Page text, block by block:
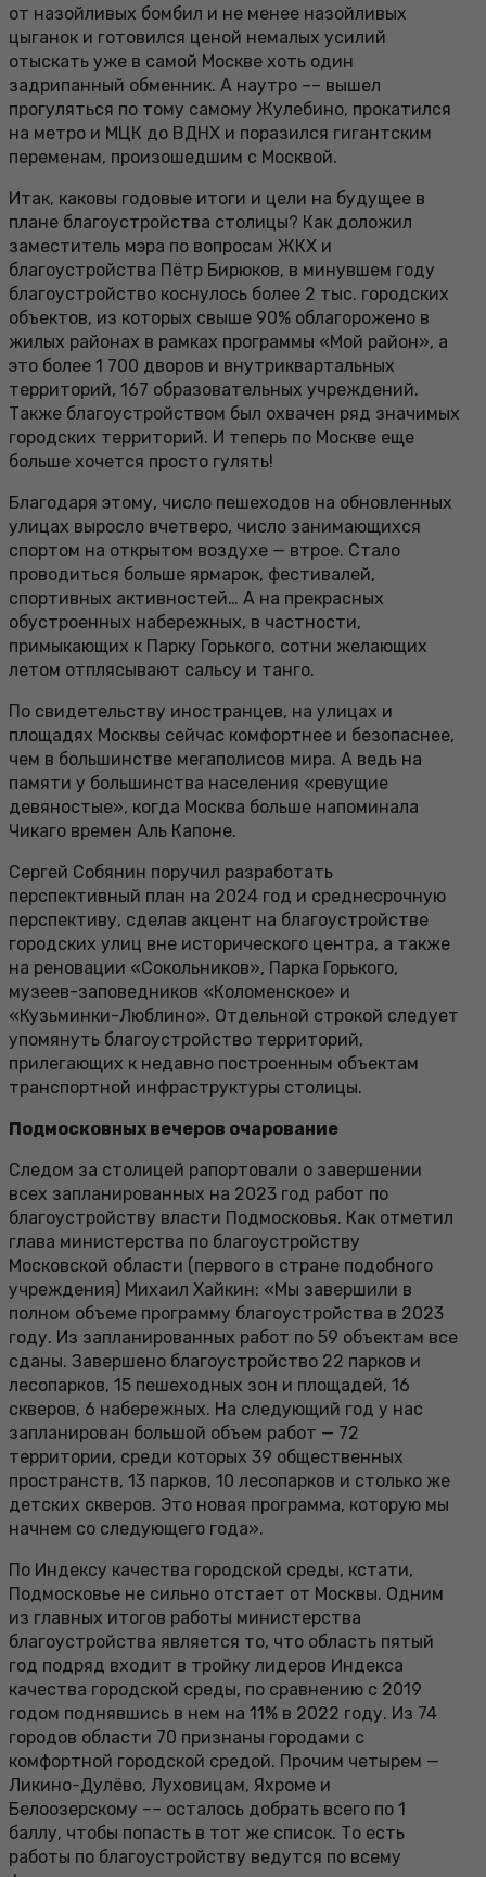
от назойливых бомбил и не менее назойливых
цыганок и готовился ценой немалых усилий
отыскать уже в самой Москве хоть один
задрипанный обменник. А наутро –– вышел
прогуляться по тому самому Жулебино, прокатился
на метро и МЦК до ВДНХ и поразился гигантским
переменам, произошедшим с Москвой.
Итак, каковы годовые итоги и цели на будущее в
плане благоустройства столицы? Как доложил
заместитель мэра по вопросам ЖКХ и
благоустройства Пётр Бирюков, в минувшем году
благоустройство коснулось более 2 тыс. городских
объектов, из которых свыше 90% облагорожено в
жилых районах в рамках программы «Мой район», а
это более 1 700 дворов и внутриквартальных
территорий, 167 образовательных учреждений.
Также благоустройством был охвачен ряд значимых
городских территорий. И теперь по Москве еще
больше хочется просто гулять!
Благодаря этому, число пешеходов на обновленных
улицах выросло вчетверо, число занимающихся
спортом на открытом воздухе — втрое. Стало
проводиться больше ярмарок, фестивалей,
спортивных активностей… А на прекрасных
обустроенных набережных, в частности,
примыкающих к Парку Горького, сотни желающих
летом отплясывают сальсу и танго.
По свидетельству иностранцев, на улицах и
площадях Москвы сейчас комфортнее и безопаснее,
чем в большинстве мегаполисов мира. А ведь на
памяти у большинства населения «ревущие
девяностые», когда Москва больше напоминала
Чикаго времен Аль Капоне.
Сергей Собянин поручил разработать
перспективный план на 2024 год и среднесрочную
перспективу, сделав акцент на благоустройстве
городских улиц вне исторического центра, а также
на реновации «Сокольников», Парка Горького,
музеев-заповедников «Коломенское» и
«Кузьминки-Люблино». Отдельной строкой следует
упомянуть благоустройство территорий,
прилегающих к недавно построенным объектам
транспортной инфраструктуры столицы.
Подмосковных вечеров очарование
Следом за столицей рапортовали о завершении
всех запланированных на 2023 год работ по
благоустройству власти Подмосковья. Как отметил
глава министерства по благоустройству
Московской области (первого в стране подобного
учреждения) Михаил Хайкин: «Мы завершили в
полном объеме программу благоустройства в 2023
году. Из запланированных работ по 59 объектам все
сданы. Завершено благоустройство 22 парков и
лесопарков, 15 пешеходных зон и площадей, 16
скверов, 6 набережных. На следующий год у нас
запланирован большой объем работ — 72
территории, среди которых 39 общественных
пространств, 13 парков, 10 лесопарков и столько же
детских скверов. Это новая программа, которую мы
начнем со следующего года».
По Индексу качества городской среды, кстати,
Подмосковье не сильно отстает от Москвы. Одним
из главных итогов работы министерства
благоустройства является то, что область пятый
год подряд входит в тройку лидеров Индекса
качества городской среды, по сравнению с 2019
годом поднявшись в нем на 11% в 2022 году. Из 74
городов области 70 признаны городами с
комфортной городской средой. Прочим четырем —
Ликино-Дулёво, Луховицам, Яхроме и
Белоозерскому –– осталось добрать всего по 1
баллу, чтобы попасть в тот же список. То есть
работы по благоустройству ведутся по всему